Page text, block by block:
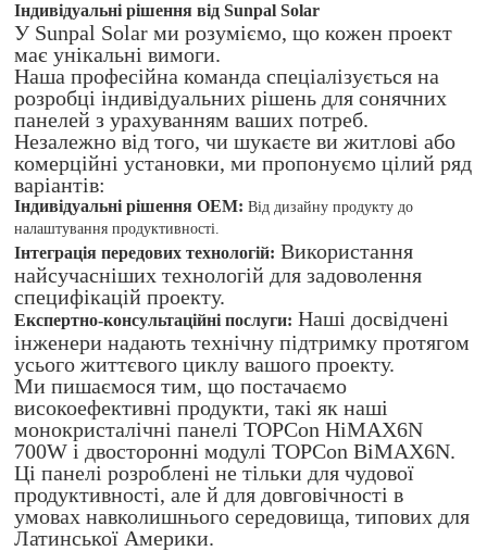
Індивідуальні рішення від Sunpal Solar
У Sunpal Solar ми розуміємо, що кожен проект
має унікальні вимоги.
Наша професійна команда спеціалізується на
розробці індивідуальних рішень для сонячних
панелей з урахуванням ваших потреб.
Незалежно від того, чи шукаєте ви житлові або
комерційні установки, ми пропонуємо цілий ряд
варіантів:
Індивідуальні рішення OEM: Від дизайну продукту до
налаштування продуктивності.
Інтеграція передових технологій: Використання
найсучасніших технологій для задоволення
специфікацій проекту.
Експертно-консультаційні послуги: Наші досвідчені
інженери надають технічну підтримку протягом
усього життєвого циклу вашого проекту.
Ми пишаємося тим, що постачаємо
високоефективні продукти, такі як наші
монокристалічні панелі TOPCon HiMAX6N
700W і двосторонні модулі TOPCon BiMAX6N.
Ці панелі розроблені не тільки для чудової
продуктивності, але й для довговічності в
умовах навколишнього середовища, типових для
Латинської Америки.